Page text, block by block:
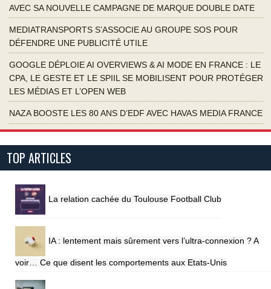
AVEC SA NOUVELLE CAMPAGNE DE MARQUE DOUBLE DATE
MEDIATRANSPORTS S’ASSOCIE AU GROUPE SOS POUR
DÉFENDRE UNE PUBLICITÉ UTILE
GOOGLE DÉPLOIE AI OVERVIEWS & AI MODE EN FRANCE : LE
CPA, LE GESTE ET LE SPIIL SE MOBILISENT POUR PROTÉGER
LES MÉDIAS ET L’OPEN WEB
NAZA BOOSTE LES 80 ANS D’EDF AVEC HAVAS MEDIA FRANCE
TOP ARTICLES
La relation cachée du Toulouse Football Club
IA : lentement mais sûrement vers l’ultra-connexion ? A
voir… Ce que disent les comportements aux Etats-Unis